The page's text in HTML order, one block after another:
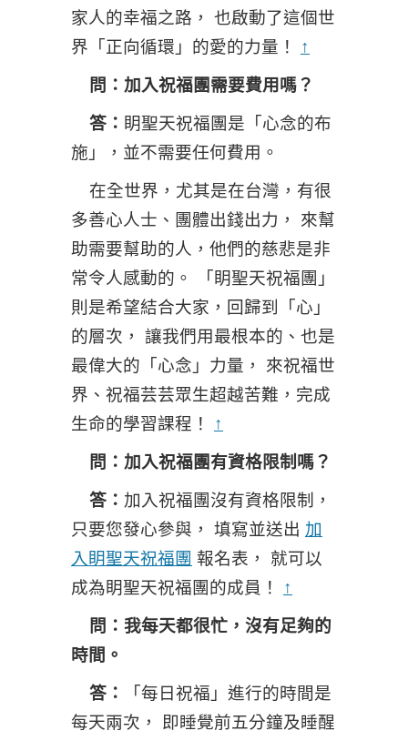
家人的幸福之路， 也啟動了這個世
界「正向循環」的愛的力量！ ↑
問：加入祝福團需要費用嗎？
答： 眀聖天祝福團是「心念的布
施」，並不需要任何費用。
在全世界，尤其是在台灣，有很
多善心人士、團體出錢出力， 來幫
助需要幫助的人，他們的慈悲是非
常令人感動的。 「眀聖天祝福團」
則是希望結合大家，回歸到「心」
的層次， 讓我們用最根本的、也是
最偉大的「心念」力量， 來祝福世
界、祝福芸芸眾生超越苦難，完成
生命的學習課程！ ↑
問：加入祝福團有資格限制嗎？
答： 加入祝福團沒有資格限制，
只要您發心參與， 填寫並送出 加
入眀聖天祝福團 報名表， 就可以
成為眀聖天祝福團的成員！ ↑
問：我每天都很忙，沒有足夠的
時間。
答：
「每日祝福」進行的時間是
每天兩次， 即睡覺前五分鐘及睡醒